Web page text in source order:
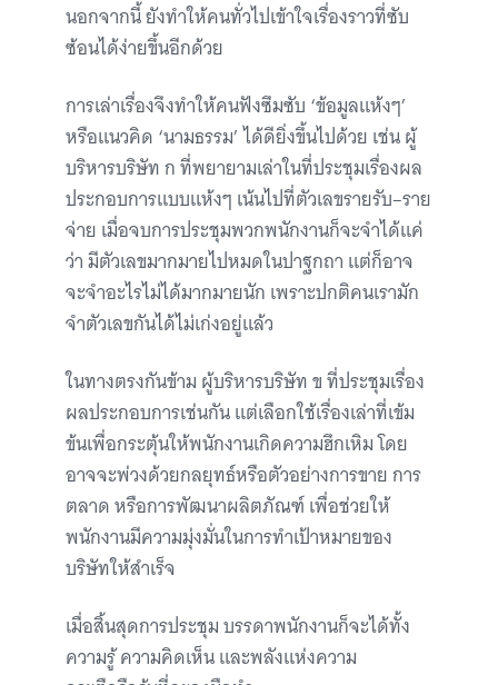
นอกจากนี้ ยังทำให้คนทั่วไปเข้าใจเรื่องราวที่ซับ
ซ้อนได้ง่ายขึ้นอีกด้วย
การเล่าเรื่องจึงทำให้คนฟังซึมซับ ‘ข้อมูลแห้งๆ’
หรือแนวคิด ‘นามธรรม’ ได้ดียิ่งขึ้นไปด้วย เช่น ผู้
บริหารบริษัท ก ที่พยายามเล่าในที่ประชุมเรื่องผล
ประกอบการแบบแห้งๆ เน้นไปที่ตัวเลขรายรับ–ราย
จ่าย เมื่อจบการประชุมพวกพนักงานก็จะจำได้แค่
ว่า มีตัวเลขมากมายไปหมดในปาฐกถา แต่ก็อาจ
จะจำอะไรไม่ได้มากมายนัก เพราะปกติคนเรามัก
จำตัวเลขกันได้ไม่เก่งอยู่แล้ว
ในทางตรงกันข้าม ผู้บริหารบริษัท ข ที่ประชุมเรื่อง
ผลประกอบการเช่นกัน แต่เลือกใช้เรื่องเล่าที่เข้ม
ข้นเพื่อกระตุ้นให้พนักงานเกิดความฮึกเหิม โดย
อาจจะพ่วงด้วยกลยุทธ์หรือตัวอย่างการขาย การ
ตลาด หรือการพัฒนาผลิตภัณฑ์ เพื่อช่วยให้
พนักงานมีความมุ่งมั่นในการทำเป้าหมายของ
บริษัทให้สำเร็จ
เมื่อสิ้นสุดการประชุม บรรดาพนักงานก็จะได้ทั้ง
ความรู้ ความคิดเห็น และพลังแห่งความ